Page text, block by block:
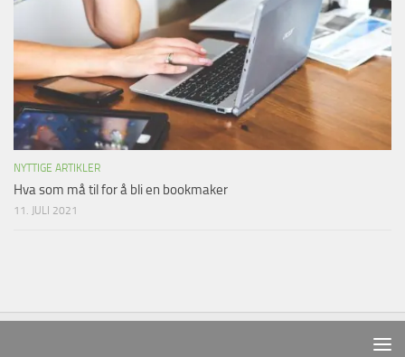
NYTTIGE ARTIKLER
Hva som må til for å bli en bookmaker
11. JULI 2021